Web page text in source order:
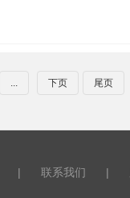
... 下页 尾页
| 联系我们 |